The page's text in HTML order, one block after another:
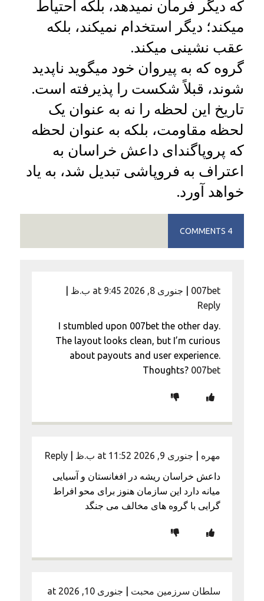
که دیگر فرمان نمیدهد، بلکه احتیاط
میکند؛ دیگر استخدام نمیکند، بلکه
عقب ‌نشینی میکند.
گروه که به پیروان خود میگوید ناپدید
شوند، قبلاً شکست را پذیرفته است.
تاریخ این لحظه را نه به عنوان یک
لحظه مقاومت، بلکه به عنوان لحظه‌
که پروپاگندای داعش خراسان به
اعتراف به فروپاشی تبدیل شد، به یاد
خواهد آورد.
4 COMMENTS
007bet جنوری 8, 2026 at 9:45 ب.ظ
Reply
I stumbled upon 007bet the other day.
The layout looks clean, but I’m curious
about payouts and user experience.
Thoughts? 007bet
مهره جنوری 9, 2026 at 11:52 ب.ظ
Reply
داعش خراسان ریشه در افغانستان و آسیایی
میانه دارد این سازمان هنوز برای محو افراط
گرایی با گروه های مخالف می جنگد
سلطان سرزمین محبت
جنوری 10, 2026 at